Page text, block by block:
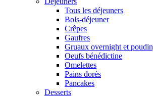
Tous les déjeuners
Bols-déjeuner
Crêpes
Gaufres
Gruaux overnight et
Oeufs bénédictine
Omelettes
Pains dorés
Pancakes
Desserts